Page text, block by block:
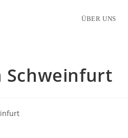
ÜBER UNS
Schweinfurt